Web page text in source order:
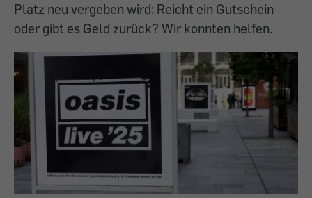
Platz neu vergeben wird: Reicht ein Gutschein
oder gibt es Geld zurück? Wir konnten helfen.